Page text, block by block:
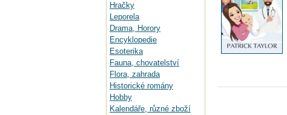
Hračky
Leporela
Drama, Horory
Encyklopedie
Esoterika
Fauna, chovatelství
Flora, zahrada
Historické romány
Hobby
Kalendáře, různé zboží